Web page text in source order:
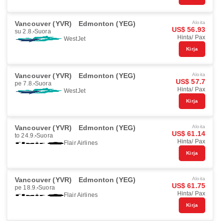
Vancouver (YVR) Edmonton (YEG)
su 2.8. Suora
WestJet
Aloita
US$ 56.93
Hinta/ Pax
Kirja
Vancouver (YVR) Edmonton (YEG)
pe 7.8. Suora
WestJet
Aloita
US$ 57.7
Hinta/ Pax
Kirja
Vancouver (YVR) Edmonton (YEG)
to 24.9. Suora
Flair Airlines
Aloita
US$ 61.14
Hinta/ Pax
Kirja
Vancouver (YVR) Edmonton (YEG)
pe 18.9. Suora
Flair Airlines
Aloita
US$ 61.75
Hinta/ Pax
Kirja